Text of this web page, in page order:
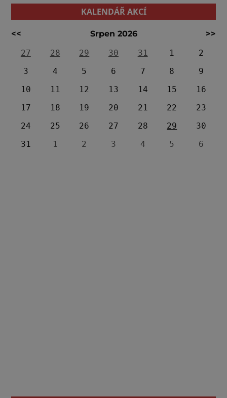
KALENDÁŘ AKCÍ
<< Srpen 2026
>>
27
28 29 30 31 1
2
3
4 5 6 7 8
9
10
11 12 13 14 15
16
17
18 19 20 21 22
23
24
25 26 27 28 29
30
31
1 2 3 4 5 6